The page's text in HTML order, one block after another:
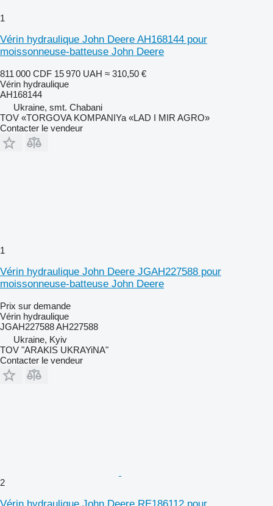
1
Vérin hydraulique John Deere AH168144 pour
moissonneuse-batteuse John Deere
811 000 CDF 15 970 UAH ≈ 310,50 €
Vérin hydraulique
AH168144
Ukraine, smt. Chabani
TOV «TORGOVA KOMPANIYa «LAD I MIR AGRO»
Contacter le vendeur
1
Vérin hydraulique John Deere JGAH227588 pour
moissonneuse-batteuse John Deere
Prix sur demande
Vérin hydraulique
JGAH227588 AH227588
Ukraine, Kyiv
TOV "ARAKIS UKRAYiNA"
Contacter le vendeur
2
Vérin hydraulique John Deere RE186112 pour